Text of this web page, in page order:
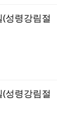
성령강림절
성령강림절